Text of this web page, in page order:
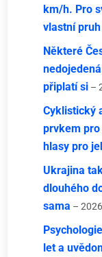
km/h. Pro
vlastní
Některé
připlatí si –
Cyklistický
prvkem
hlasy pro
Ukrajina
dlouhého
sama –
let a